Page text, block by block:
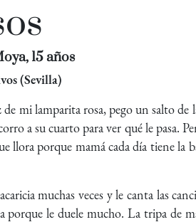
15 años
(Sevilla)
mi lamparita rosa, pego un salto de
a su cuarto para ver qué le pasa.
llora porque mamá cada día tiene la
muchas veces y le canta las
porque le duele mucho. La tripa de